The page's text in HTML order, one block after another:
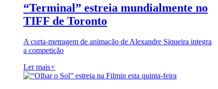
“Terminal” estreia mundialmente no
TIFF de Toronto
A curta-metragem de animação de Alexandre Siqueira integra
a competição
Ler mais+